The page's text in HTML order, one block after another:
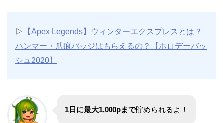
▷
【Apex Legends】ウィンターエクスプレスとは？
ハンマー・爪痕バッジはもらえるの？【ホロデーバッ
シュ2020】
1日に最大1,000pまで貯められるよ！